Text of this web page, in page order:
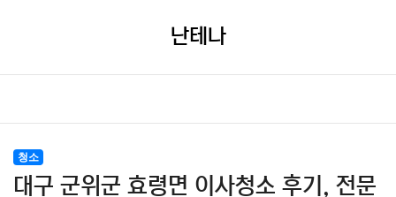
난테나
청소
대구 군위군 효령면 이사청소 후기, 전문